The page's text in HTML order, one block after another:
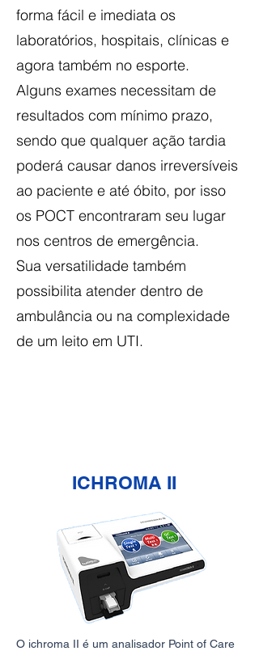
forma fácil e imediata os
laboratórios, hospitais, clínicas e
agora também no esporte.
Alguns exames necessitam de
resultados com mínimo prazo,
sendo que qualquer ação tardia
poderá causar danos irreversíveis
ao paciente e até óbito, por isso
os POCT encontraram seu lugar
nos centros de emergência.
Sua versatilidade também
possibilita atender dentro de
ambulância ou na complexidade
de um leito em UTI.
ICHROMA II
O ichroma II é um analisador Point of Care